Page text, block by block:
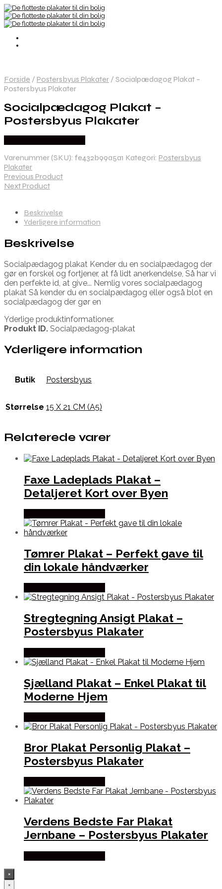
Forside / Postersbyus Plakater / Socialpædagog Plakat –
Postersbyus Plakater
Socialpædagog Plakat –
Postersbyus Plakater
Varenummer (SKU): fe432b99a5a1 Kategori: Postersbyus
Plakater
Previous Product
Next Product
Beskrivelse
Yderligere information
Beskrivelse
Socialpædagog plakat Kender du en socialpædagog der
gør en forskel og fortjener, at få lidt anerkendelse, Så har vi
den perfekte id, at give... Nemlig vores socialpædagog
plakat Så kender du en socialpædagog eller også blot en
socialpædagog der gør en
Yderlige produktinformationer.
Produkt ID. Socialpædagog-plakat
Yderligere information
Butik Postersbyus
Størrelse 15 X 21 CM (A5)
Relaterede varer
Faxe Ladeplads Plakat –
Detaljeret Kort over Byen
Tømrer Plakat – Perfekt gave til
din lokale håndværker
Stregtegning Ansigt Plakat –
Postersbyus Plakater
Sjælland Plakat – Enkel Plakat til
Moderne Hjem
Bror Plakat Personlig Plakat –
Postersbyus Plakater
Verdens Bedste Far Plakat
Jernbane – Postersbyus Plakater
×
×